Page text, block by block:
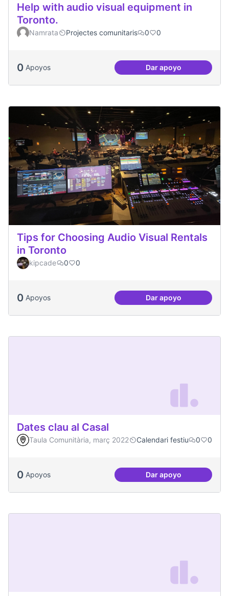
Help with audio visual equipment in
Toronto.
Namrata Projectes comunitaris 0 0
0 Apoyos Dar apoyoHelp with audio
Tips for Choosing Audio Visual Rentals
in Toronto
kipcade 0 0
0 Apoyos Dar apoyoTips for Choosing
Dates clau al Casal
Taula Comunitària, març 2022 Calendari festiu 0 0
0 Apoyos Dar apoyoDates clau al Casal